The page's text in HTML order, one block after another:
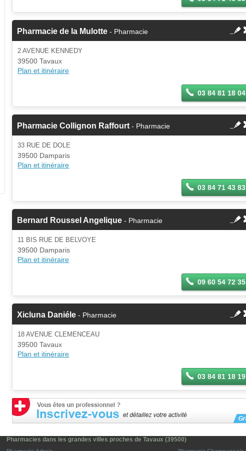
Pharmacie de la Mulotte - Pharmacie
2 AVENUE KENNEDY
39500 Tavaux
Plan et itinéraire
03 84 81 18 04
Pharmacie Collignon Raffourt - Pharmacie
33 RUE DE DOLE
39500 Damparis
Plan et itinéraire
03 84 71 43 83
Bernard Roussel Angelique - Pharmacie
11 BIS RUE DE BELVOYE
39500 Damparis
Plan et itinéraire
09 60 54 72 35
Xicluna Daniéle - Pharmacie
18 AVENUE CLEMENCEAU
39500 Tavaux
Plan et itinéraire
03 84 81 18 19
Pharmacies dans les grandes villes proches de Tavaux (39500)